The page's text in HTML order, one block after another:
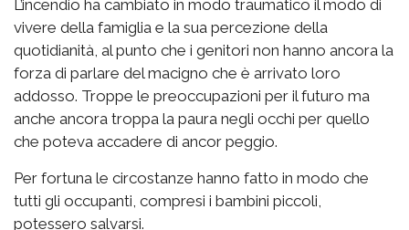
L’incendio ha cambiato in modo traumatico il modo di
vivere della famiglia e la sua percezione della
quotidianità, al punto che i genitori non hanno ancora la
forza di parlare del macigno che è arrivato loro
addosso. Troppe le preoccupazioni per il futuro ma
anche ancora troppa la paura negli occhi per quello
che poteva accadere di ancor peggio.
Per fortuna le circostanze hanno fatto in modo che
tutti gli occupanti, compresi i bambini piccoli,
potessero salvarsi.